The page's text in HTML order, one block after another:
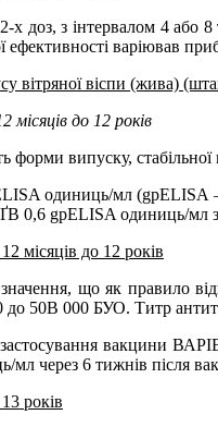
х доз, з інтервалом 4 або
ефективності варіював
вітряної віспи (жива)
місяців до 12 років
форми випуску,
одиниць/мл (gpELISA –
0,6 gpELISA одиниць/мл
місяців до 12 років
значення, що як правило
до 50В 000 БУО. Титр
застосування вакцини
через 6 тижнів після
років